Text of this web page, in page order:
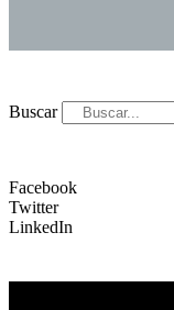
Buscar
Facebook
Twitter
LinkedIn